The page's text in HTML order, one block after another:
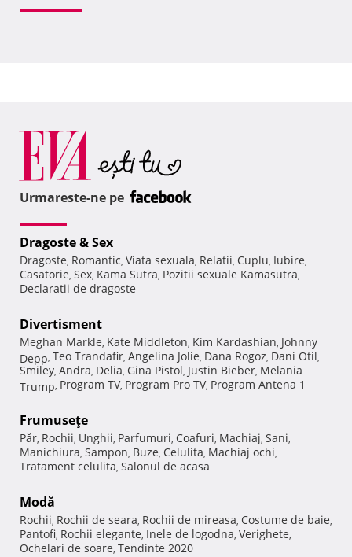
Urmareste-ne pe
Dragoste & Sex
Dragoste, Romantic, Viata sexuala, Relatii, Cuplu, Iubire,
Casatorie, Sex, Kama Sutra, Pozitii sexuale Kamasutra,
Declaratii de dragoste
Divertisment
Meghan Markle, Kate Middleton, Kim Kardashian, Johnny
Depp, Teo Trandafir, Angelina Jolie, Dana Rogoz, Dani Otil,
Smiley, Andra, Delia, Gina Pistol, Justin Bieber, Melania
Trump, Program TV, Program Pro TV, Program Antena 1
Frumuseţe
Păr, Rochii, Unghii, Parfumuri, Coafuri, Machiaj, Sani,
Manichiura, Sampon, Buze, Celulita, Machiaj ochi,
Tratament celulita, Salonul de acasa
Modă
Rochii, Rochii de seara, Rochii de mireasa, Costume de baie,
Pantofi, Rochii elegante, Inele de logodna, Verighete,
Ochelari de soare, Tendinte 2020